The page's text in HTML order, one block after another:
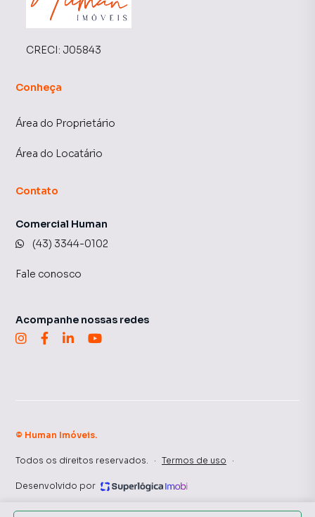
CRECI: J05843
Conheça
Área do Proprietário
Área do Locatário
Contato
Comercial Human
(43) 3344-0102
Fale conosco
Acompanhe nossas redes
© Human Imóveis.
Todos os direitos reservados. · Termos de uso ·
Desenvolvido por